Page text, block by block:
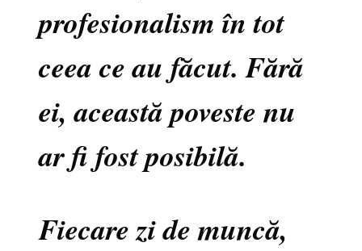
profesionalism în tot
ceea ce au făcut. Fără
ei, această poveste nu
ar fi fost posibilă.
Fiecare zi de muncă,